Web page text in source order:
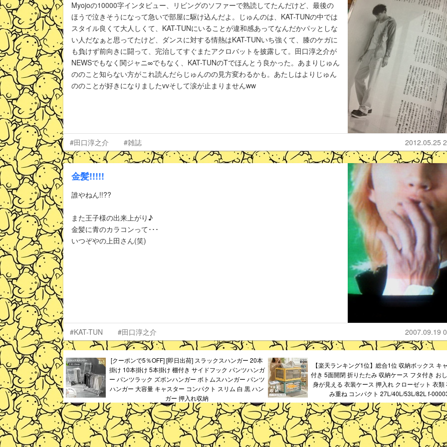
Myojoの10000字インタビュー、リビングのソファーで熟読してたんだけど、最後の
ほうで泣きそうになって急いで部屋に駆け込んだよ。じゅんのは、KAT-TUNの中では
スタイル良くて大人しくて、KAT-TUNにいることが違和感あってなんだかパッとしな
い人だなぁと思ってたけど、ダンスに対する情熱はKAT-TUNいち強くて、膝のケガに
も負けず前向きに闘って、完治してすぐまたアクロバットを披露して。田口淳之介が
NEWSでもなく関ジャニ∞でもなく、KAT-TUNのTでほんとう良かった。あまりじゅん
ののこと知らない方がこれ読んだらじゅんのの見方変わるかも。あたしはよりじゅん
ののことが好きになりましたvvそして涙が止まりませんww
#田口淳之介 #雑誌 2012.05.25
金髪!!!!!
誰やねん!!??
また王子様の出来上がり♪
金髪に青のカラコンって･･･
いつぞやの上田さん(笑)
#KAT-TUN #田口淳之介 2007.09.19
[クーポンで5％OFF] [即日出荷] スラックスハンガー 20本
掛け 10本掛け 5本掛け 棚付き サイドフック パンツハンガ
ー パンツラック ズボンハンガー ボトムスハンガー パンツ
ハンガー 大容量 キャスター コンパクト スリム 白 黒 ハン
ガー 押入れ収納
【楽天ランキング1位】総合1位 収納ボックス キ
付き 5面開閉 折りたたみ 収納ケース フタ付き お
身が見える 衣装ケース 押入れ クローゼット 衣類
み重ね コンパクト 27L/40L/53L/82L f-